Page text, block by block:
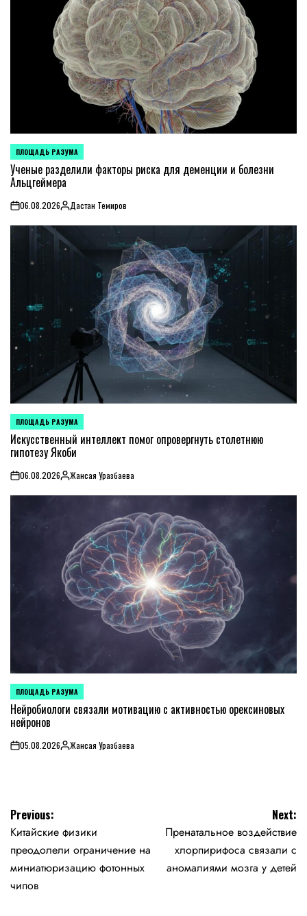
POSTED
IN
ПЛОЩАДЬ РАЗУМА
Ученые разделили факторы риска для деменции и болезни
Альцгеймера
on06.08.2026PostedДастан Темиров
POSTED
IN
ПЛОЩАДЬ РАЗУМА
Искусственный интеллект помог опровергнуть столетнюю
гипотезу Якоби
on06.08.2026PostedЖансая Уразбаева
POSTED
IN
ПЛОЩАДЬ РАЗУМА
Нейробиологи связали мотивацию с активностью орексиновых
нейронов
on05.08.2026PostedЖансая Уразбаева
Навигация
по
записям
Previous:
Китайские физики
преодолели ограничение на
миниатюризацию фотонных
чипов
Next:
Пренатальное воздействие
хлорпирифоса связали с
аномалиями мозга у детей